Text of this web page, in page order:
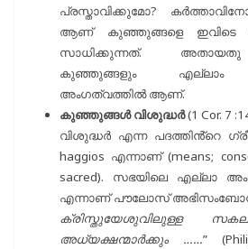
പ്രസ്താവിക്കുമോ?
ആണ് കുഞ്ഞുങ്ങളെ ഇവിടെ
സാധിക്കുന്നത്. അതായതു
കുഞ്ഞുങ്ങളും എല്ലാം
അംഗത്വത്തിൽ ആണ്.
കുഞ്ഞുങ്ങൾ വിശുദ്ധർ(1 Cor. 7
വിശുദ്ധർ എന്ന പദത്തിൻ്റെ
haggios എന്നാണ് (means;
sacred). സഭയിലെ എല്ലാ
എന്നാണ് പൗലോസ്
ക്രിസ്തുയേശുവിലുള്ള സകല
അധ്യക്ഷന്മാർക്കും ……”